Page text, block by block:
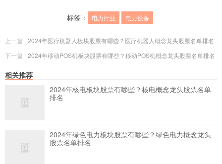
标签： 电力行业 电力设备
上一篇
2024年医疗机器人板块股票有哪些？医疗机器人概念龙头股票名单排名
下一篇
2024年移动POS机板块股票有哪些？移动POS机概念龙头股票名单排名
相关推荐
2024年核电板块股票有哪些？核电概念龙头股票名单
排名
2024年绿色电力板块股票有哪些？绿色电力概念龙头
股票名单排名